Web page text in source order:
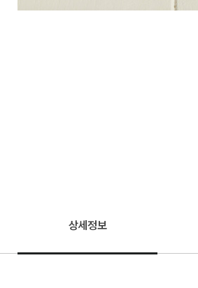
상세정보